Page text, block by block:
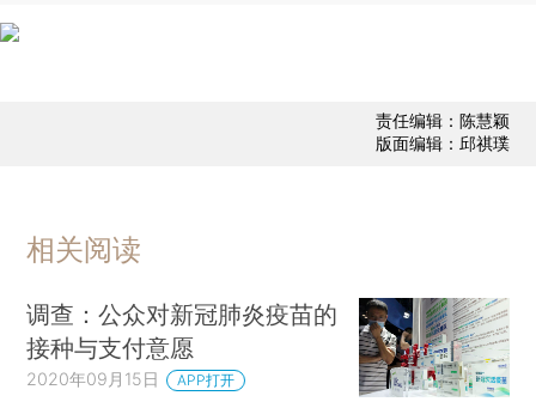
责任编辑：陈慧颖
版面编辑：邱祺璞
相关阅读
调查：公众对新冠肺炎疫苗的
接种与支付意愿
2020年09月15日 APP打开